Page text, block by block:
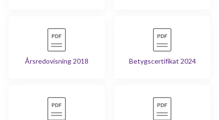
Årsredovisning 2018 Betygscertifikat 2024